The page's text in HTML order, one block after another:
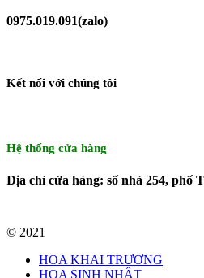
0975.019.091(zalo)
Kết nối với chúng tôi
Hệ thống cửa hàng
Địa chỉ cửa hàng: số nhà 254,
© 2021
HOA KHAI TRƯƠNG
HOA SINH NHẬT